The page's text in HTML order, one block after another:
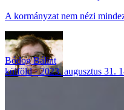
A kormányzat nem nézi
Bódog Bálint
külföld
2023. augusztus 31.